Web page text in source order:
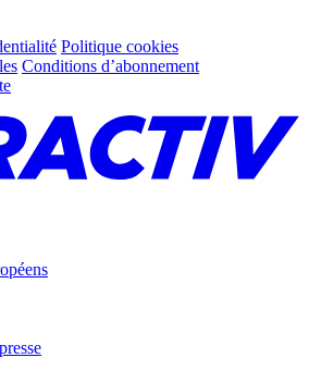
Politique cookies
Conditions d’abonnement